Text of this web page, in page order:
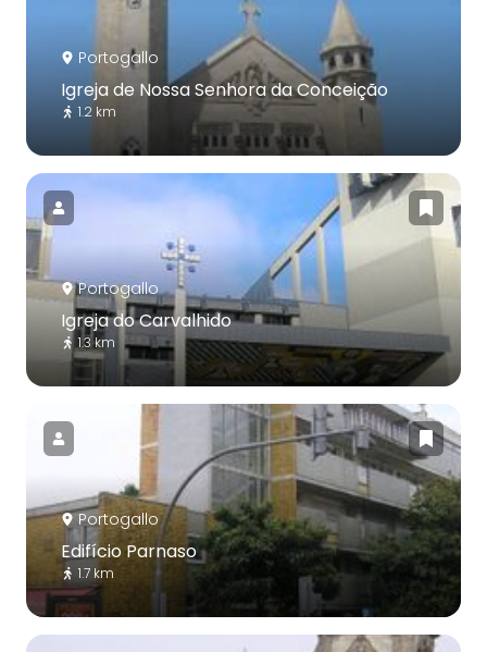
Portogallo
Igreja de Nossa Senhora da Conceição
1.2 km
Portogallo
Igreja do Carvalhido
1.3 km
Portogallo
Edifício Parnaso
1.7 km